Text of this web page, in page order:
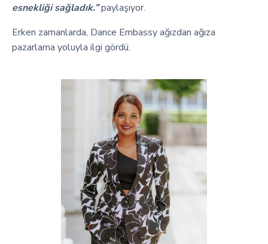
esnekliği sağladık.”paylaşıyor.
Erken zamanlarda, Dance Embassy ağızdan ağıza
pazarlama yoluyla ilgi gördü.